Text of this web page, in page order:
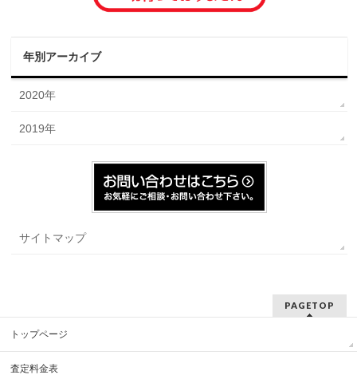
年別アーカイブ
2020年
2019年
サイトマップ
PAGETOP
トップページ
査定料金表